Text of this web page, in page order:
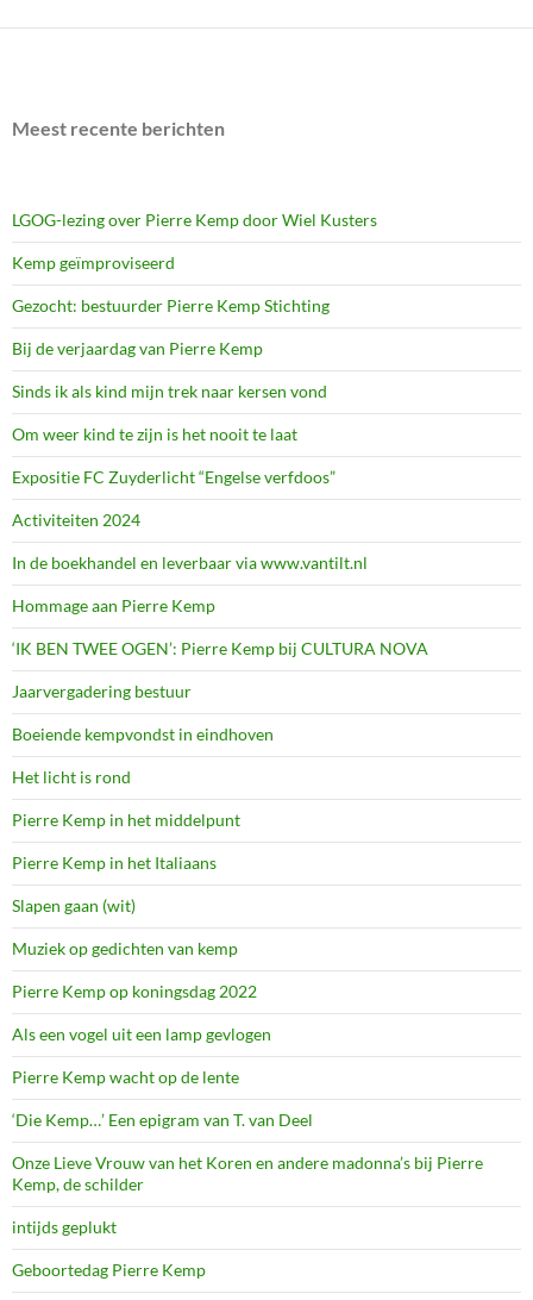
Meest recente berichten
LGOG-lezing over Pierre Kemp door Wiel Kusters
Kemp geïmproviseerd
Gezocht: bestuurder Pierre Kemp Stichting
Bij de verjaardag van Pierre Kemp
Sinds ik als kind mijn trek naar kersen vond
Om weer kind te zijn is het nooit te laat
Expositie FC Zuyderlicht “Engelse verfdoos”
Activiteiten 2024
In de boekhandel en leverbaar via www.vantilt.nl
Hommage aan Pierre Kemp
‘IK BEN TWEE OGEN’: Pierre Kemp bij CULTURA NOVA
Jaarvergadering bestuur
Boeiende kempvondst in eindhoven
Het licht is rond
Pierre Kemp in het middelpunt
Pierre Kemp in het Italiaans
Slapen gaan (wit)
Muziek op gedichten van kemp
Pierre Kemp op koningsdag 2022
Als een vogel uit een lamp gevlogen
Pierre Kemp wacht op de lente
‘Die Kemp…’ Een epigram van T. van Deel
Onze Lieve Vrouw van het Koren en andere madonna’s bij Pierre
Kemp, de schilder
intijds geplukt
Geboortedag Pierre Kemp